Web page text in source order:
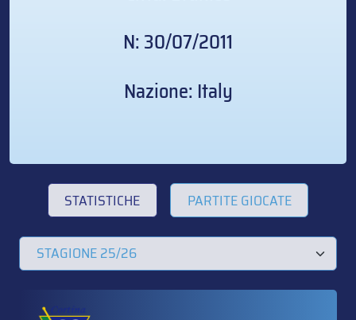
N: 30/07/2011
Nazione: Italy
STATISTICHE PARTITE GIOCATE